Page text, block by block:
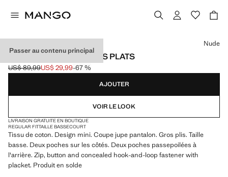
Passer au contenu principal
MINI JUPE SHORT À PLIS PLATS
Prix initial barré [US$ 89,99 ]
US$ 89,99
Prix actuel [US$ 29,99 ]
US$ 29,99-67 %
Choisissez une couleur
Nude
AJOUTER
VOIR LE LOOK
LIVRAISON GRATUITE EN BOUTIQUE
REGULAR FITTAILLE BASSECOURT
Tissu de coton. Design mini. Coupe jupe pantalon. Gros plis. Taille
basse. Deux poches sur les côtés. Deux poches passepoilées à
l'arrière. Zip, button and concealed hook-and-loop fastener with
placket. Produit en solde